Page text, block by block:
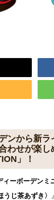
ンから新ラ
わせが楽し
」！
ィーボーデン
じ茶あずき〉